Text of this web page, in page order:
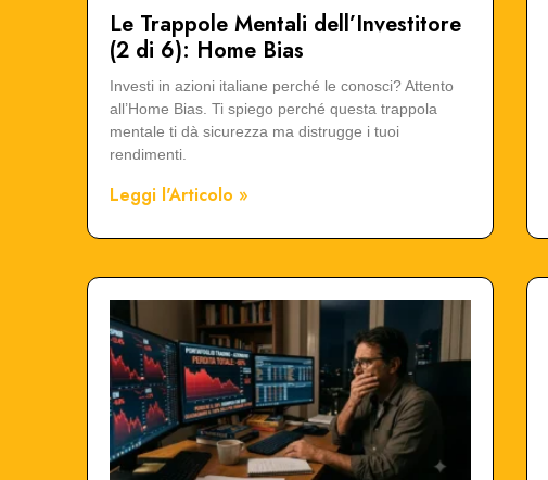
Le Trappole Mentali dell’Investitore
(2 di 6): Home Bias
Investi in azioni italiane perché le conosci? Attento
all’Home Bias. Ti spiego perché questa trappola
mentale ti dà sicurezza ma distrugge i tuoi
rendimenti.
Leggi l'Articolo »